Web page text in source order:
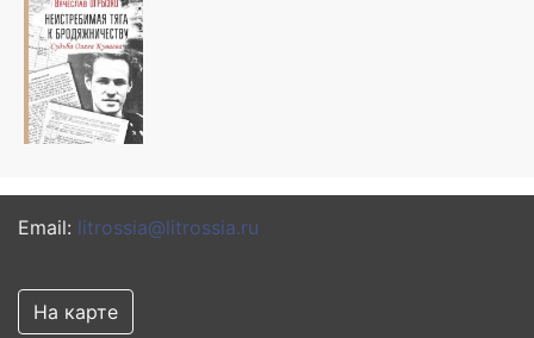
Email: litrossia@litrossia.ru
На карте